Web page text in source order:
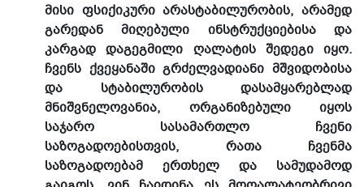
მისი ფსიქიკური არასტაბილურობის, არამედ
გარედან მიღებული ინსტრუქციებისა და
კარგად დაგეგმილი ღალატის შედეგი იყო.
ჩვენს ქვეყანაში გრძელვადიანი მშვიდობისა
და სტაბილურობის დასამყარებლად
მნიშვნელოვანია, ორგანიზებული იყოს
საჯარო სასამართლო ჩვენი
საზოგადოებისთვის, რათა ჩვენმა
საზოგადოებამ ერთხელ და სამუდამოდ